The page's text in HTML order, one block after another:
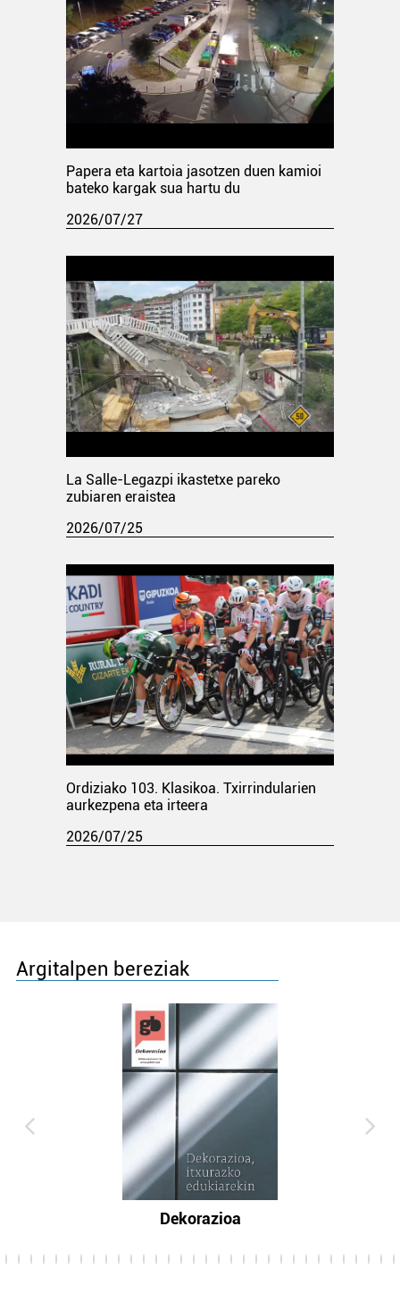
Papera eta kartoia jasotzen duen kamioi
bateko kargak sua hartu du
2026/07/27
La Salle-Legazpi ikastetxe pareko
zubiaren eraistea
2026/07/25
Ordiziako 103. Klasikoa. Txirrindularien
aurkezpena eta irteera
2026/07/25
Argitalpen bereziak
Dekorazioa